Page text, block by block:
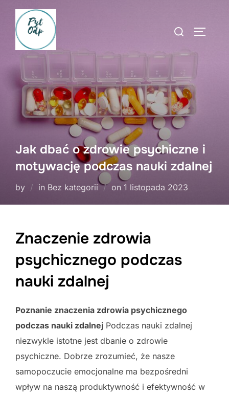
Skip
content
Search
Jak dbać o zdrowie psychiczne i
motywację podczas nauki zdalnej
by in Bez kategorii on Posted
1 listopada 2023
Znaczenie zdrowia
psychicznego podczas
nauki zdalnej
Poznanie znaczenia zdrowia psychicznego
podczas nauki zdalnej Podczas nauki zdalnej
niezwykle istotne jest dbanie o zdrowie
psychiczne. Dobrze zrozumieć, że nasze
samopoczucie emocjonalne ma bezpośredni
wpływ na naszą produktywność i efektywność w